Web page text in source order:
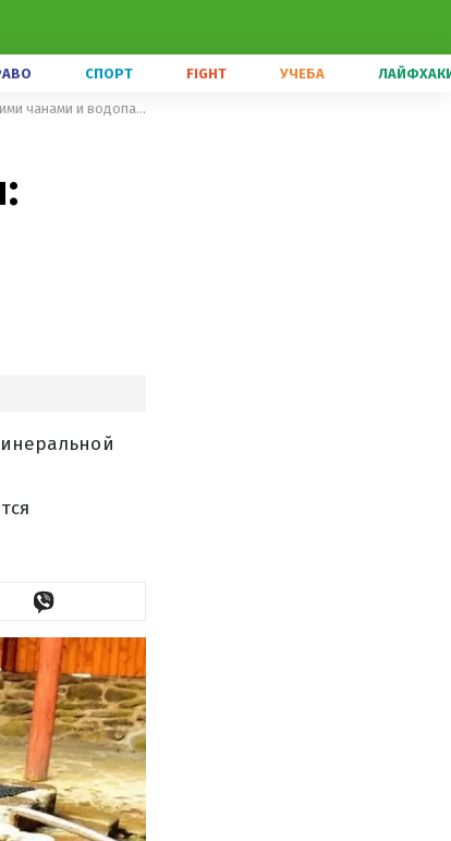
СПОРТ FIGHT УЧЕБА
Вы точно захотите здесь остаться: малоизвестное село в Карпатах с лучшими чанами и водопадами